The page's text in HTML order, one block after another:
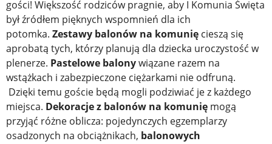
gości! Większość rodziców pragnie, aby I Komunia Święta
był źródłem pięknych wspomnień dla ich
potomka. Zestawy balonów na komunię cieszą się
aprobatą tych, którzy planują dla dziecka uroczystość w
plenerze. Pastelowe balonywiązane razem na
wstążkach i zabezpieczone ciężarkami nie odfruną.
Dzięki temu goście będą mogli podziwiać je z każdego
miejsca. Dekoracje z balonów na komunię mogą
przyjąć różne oblicza: pojedynczych egzemplarzy
osadzonych na obciążnikach, balonowych